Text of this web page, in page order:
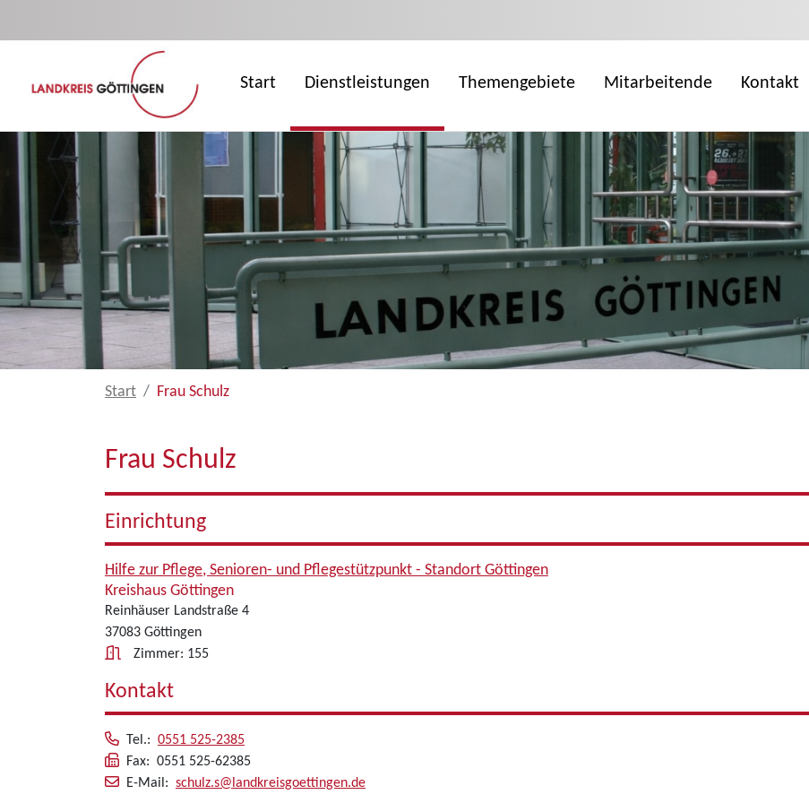
Start Dienstleistungen Themengebiete Mitarbeitende Kontakt
Start Frau Schulz
Frau Schulz
Einrichtung
Hilfe zur Pflege, Senioren- und Pflegestützpunkt - Standort Göttingen
Kreishaus Göttingen
Reinhäuser Landstraße 4
37083 Göttingen
Zimmer: 155
Kontakt
Tel.: 0551 525-2385
Fax: 0551 525-62385
E-Mail: schulz.s@landkreisgoettingen.de